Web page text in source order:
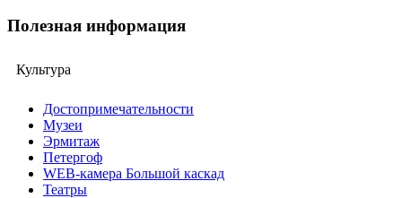
Полезная информация
Культура
Достопримечательности
Музеи
Эрмитаж
Петергоф
WEB-камера Большой каскад
Театры